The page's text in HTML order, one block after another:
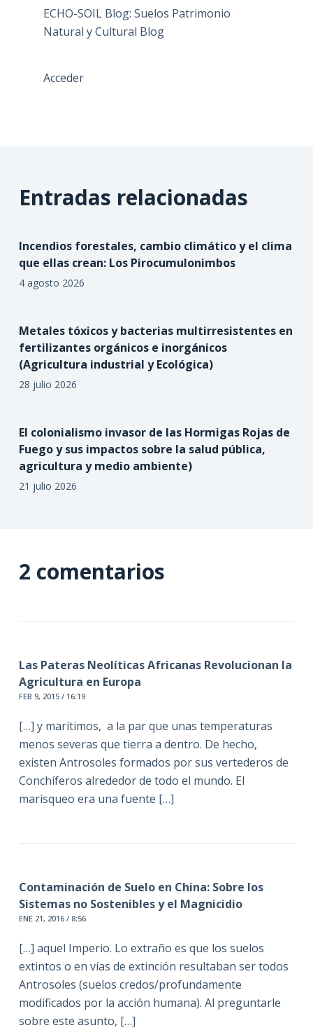
ECHO-SOIL Blog: Suelos Patrimonio
Natural y Cultural Blog
Acceder
Entradas relacionadas
Incendios forestales, cambio climático y el clima
que ellas crean: Los Pirocumulonimbos
4 agosto 2026
Metales tóxicos y bacterias multirresistentes en
fertilizantes orgánicos e inorgánicos
(Agricultura industrial y Ecológica)
28 julio 2026
El colonialismo invasor de las Hormigas Rojas de
Fuego y sus impactos sobre la salud pública,
agricultura y medio ambiente)
21 julio 2026
2 comentarios
Las Pateras Neolíticas Africanas Revolucionan la
Agricultura en Europa
FEB 9, 2015 / 16:19
[…] y marítimos, a la par que unas temperaturas
menos severas que tierra a dentro. De hecho,
existen Antrosoles formados por sus vertederos de
Conchíferos alrededor de todo el mundo. El
marisqueo era una fuente […]
Contaminación de Suelo en China: Sobre los
Sistemas no Sostenibles y el Magnicidio
ENE 21, 2016 / 8:56
[…] aquel Imperio. Lo extraño es que los suelos
extintos o en vías de extinción resultaban ser todos
Antrosoles (suelos credos/profundamente
modificados por la acción humana). Al preguntarle
sobre este asunto, […]